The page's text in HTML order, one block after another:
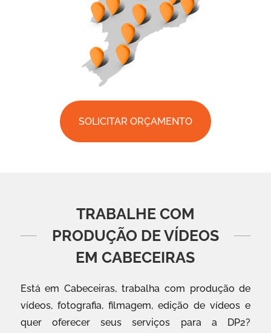
SOLICITAR ORÇAMENTO
TRABALHE COM
PRODUÇÃO DE VÍDEOS
EM CABECEIRAS
Está em Cabeceiras, trabalha com produção de
vídeos, fotografia, filmagem, edição de vídeos e
quer oferecer seus serviços para a DP2?